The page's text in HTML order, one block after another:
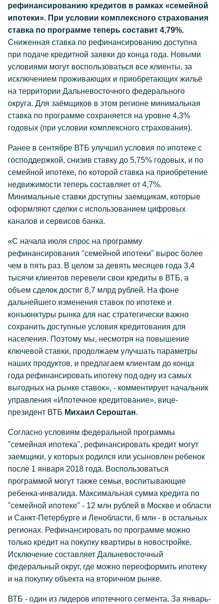
рефинансированию кредитов в рамках «семейной
ипотеки». При условии комплексного страхования
ставка по программе теперь составит 4,79%.
Сниженная ставка по рефинансированию доступна
при подаче кредитной заявки до конца года. Новыми
условиями могут воспользоваться все клиенты, за
исключением проживающих и приобретающих жильё
на территории Дальневосточного федерального
округа. Для заёмщиков в этом регионе минимальная
ставка по программе сохраняется на уровне 4,3%
годовых (при условии комплексного страхования).
Ранее в сентябре ВТБ улучшил условия по ипотеке с
господдержкой, снизив ставку до 5,75% годовых, и по
семейной ипотеке, по которой ставка на приобретение
недвижимости теперь составляет от 4,7%.
Минимальные ставки доступны заемщикам, которые
оформляют сделки с использованием цифровых
каналов и сервисов банка.
«С начала июля спрос на программу
рефинансирования "семейной ипотеки" вырос более
чем в пять раз. В целом за девять месяцев года 3,4
тысячи клиентов перевели свои кредиты в ВТБ, а
объем сделок достиг 8,7 млрд рублей. На фоне
дальнейшего изменения ставок по ипотеке и
конъюнктуры рынка для нас стратегически важно
сохранить доступные условия кредитования для
населения. Поэтому мы, несмотря на повышение
ключевой ставки, продолжаем улучшать параметры
наших продуктов, и предлагаем клиентам до конца
года рефинансировать ипотеку под одну из самых
выгодных на рынке ставок», - комментирует начальник
управления «Ипотечное кредитование», вице-
президент ВТБ Михаил Сероштан.
Согласно условиям федеральной программы
"семейная ипотека", рефинансировать кредит могут
заемщики, у которых родился или усыновлен ребенок
после 1 января 2018 года. Воспользоваться
программой могут также семьи, воспитывающие
ребенка-инвалида. Максимальная сумма кредита по
"семейной ипотеке" - 12 млн рублей в Москве и области
и Санкт-Петербурге и Ленобласти, 6 млн - в остальных
регионах. Рефинансировать по программе можно
только кредит на покупку квартиры в новостройке.
Исключение составляет Дальневосточный
федеральный округ, где можно переоформить ипотеку
и на покупку объекта на вторичном рынке.
ВТБ - один из лидеров ипотечного сегмента. За январь-